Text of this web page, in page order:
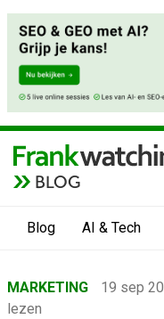
BLOG
Blog AI & Tech
›MARKETING 19 sep
lezen